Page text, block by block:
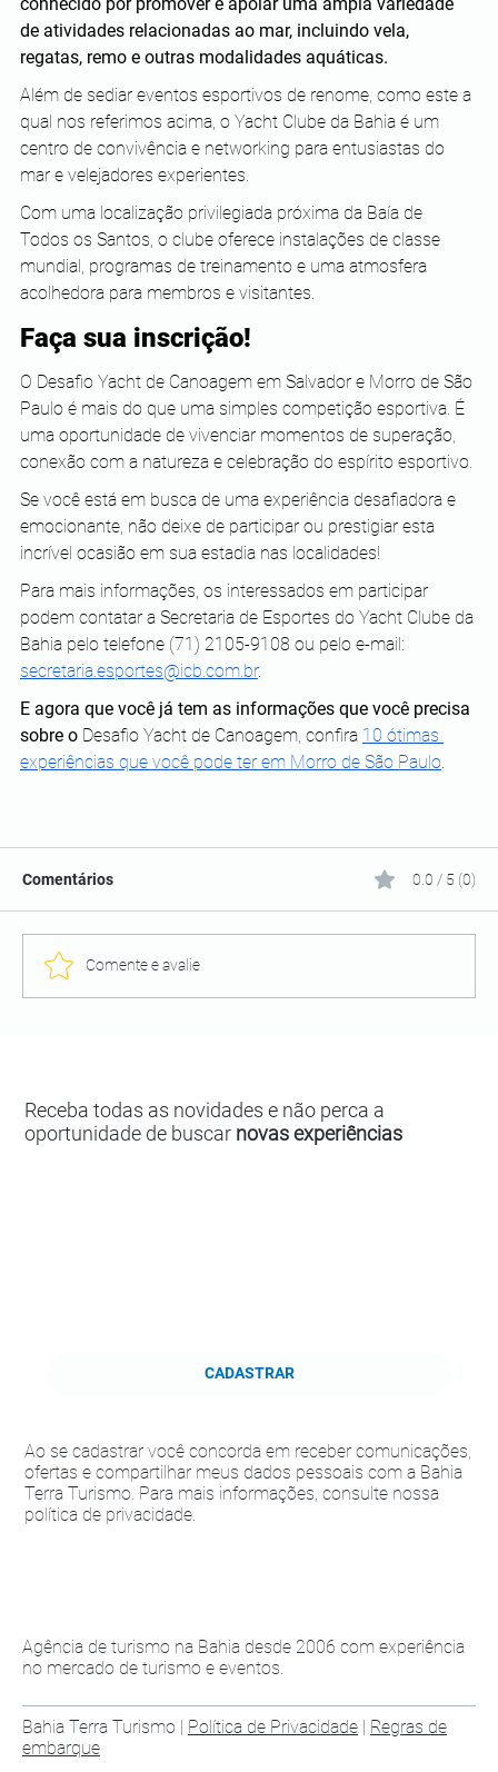
de atividades relacionadas ao mar, incluindo vela,
regatas, remo e outras modalidades aquáticas.
Além de sediar eventos esportivos de renome, como este a
qual nos referimos acima, o Yacht Clube da Bahia é um
centro de convivência e networking para entusiastas do
mar e velejadores experientes.
Com uma localização privilegiada próxima da Baía de
Todos os Santos, o clube oferece instalações de classe
mundial, programas de treinamento e uma atmosfera
acolhedora para membros e visitantes.
Faça sua inscrição!
O Desafio Yacht de Canoagem em Salvador e Morro de São
Paulo é mais do que uma simples competição esportiva. É
uma oportunidade de vivenciar momentos de superação,
conexão com a natureza e celebração do espírito esportivo.
Se você está em busca de uma experiência desafiadora e
emocionante, não deixe de participar ou prestigiar esta
incrível ocasião em sua estadia nas localidades!
Para mais informações, os interessados em participar
podem contatar a Secretaria de Esportes do Yacht Clube da
Bahia pelo telefone (71) 2105-9108 ou pelo e-mail:
secretaria.esportes@icb.com.br.
E agora que você já tem as informações que você precisa
sobre o Desafio Yacht de Canoagem, confira 10 ótimas
experiências que você pode ter em Morro de São Paulo.
Comentários 0.0 / 5 (0)
Comente e avalie
Agência de turismo na Bahia desde 2006 com experiência
no mercado de turismo e eventos.
Bahia Terra Turismo | Política de Privacidade | Regras de
embarque
Receba todas as novidades e não perca a
oportunidade de buscar novas experiências
CADASTRAR
Ao se cadastrar você concorda em receber comunicações,
ofertas e compartilhar meus dados pessoais com a Bahia
Terra Turismo. Para mais informações, consulte nossa
política de privacidade.